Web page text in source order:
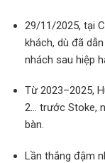
29/11/2025, tại
khách, dù đã
nhách sau hiệp
Từ 2023–2025,
2… trước Stoke,
bàn.
Lần thắng đậm